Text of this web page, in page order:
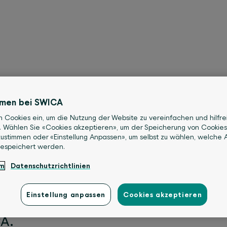
ganzheitliche Kranken- und
1,6 Millionen Menschen und 31’200
Versicherungslösungen und die
auch Sie von unserem
Konditionen dank der Partnerschaft
bei SWICA
Cookies ein, um die Nutzung der Website zu vereinfachen und
Wählen Sie «Cookies akzeptieren», um der Speicherung von
oder «Einstellung Anpassen», um selbst zu wählen, welche
werden.
Datenschutzrichtlinien
Einstellung anpassen Cookies akzeptieren